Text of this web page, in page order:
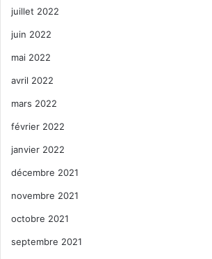
juillet 2022
juin 2022
mai 2022
avril 2022
mars 2022
février 2022
janvier 2022
décembre 2021
novembre 2021
octobre 2021
septembre 2021